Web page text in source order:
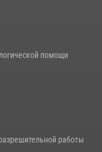
Всероссийского
помощи
работы